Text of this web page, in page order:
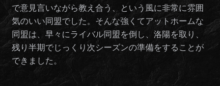
で意見言いながら教え合う、という風に非常に雰囲
気のいい同盟でした。そんな強くてアットホームな
同盟は、早々にライバル同盟を倒し、洛陽を取り、
残り半期でじっくり次シーズンの準備をすることが
できました。